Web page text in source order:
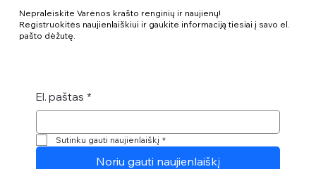
Nepraleiskite Varėnos krašto renginių ir naujienų!
Registruokitės naujienlaiškiui ir gaukite informaciją tiesiai į savo el.
pašto dėžutę.
El. paštas *
Sutinku gauti naujienlaiškį *
Noriu gauti naujienlaiškį